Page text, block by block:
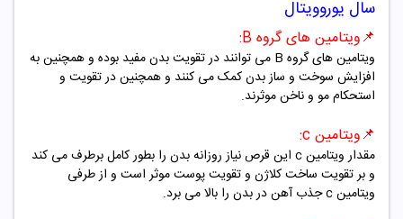
سال یوروویتال
📌ویتامین های گروه B
:
ویتامین های گروه B می توانند در تقویت بدن مفید بوده و همچنین به
افزایش سوخت و ساز بدن کمک می کنند و همچنین در تقویت و
استحکام مو و ناخن موثرند.
📌ویتامین c
:
مقدار ویتامینc این قرص نیاز روزانه بدن را بطور کامل برطرف می کند
و بر تقویت ساخت کلاژن و تقویت پوست موثر است و از طرفی
ویتامینcجذب آهن در بدن را بالا می برد.